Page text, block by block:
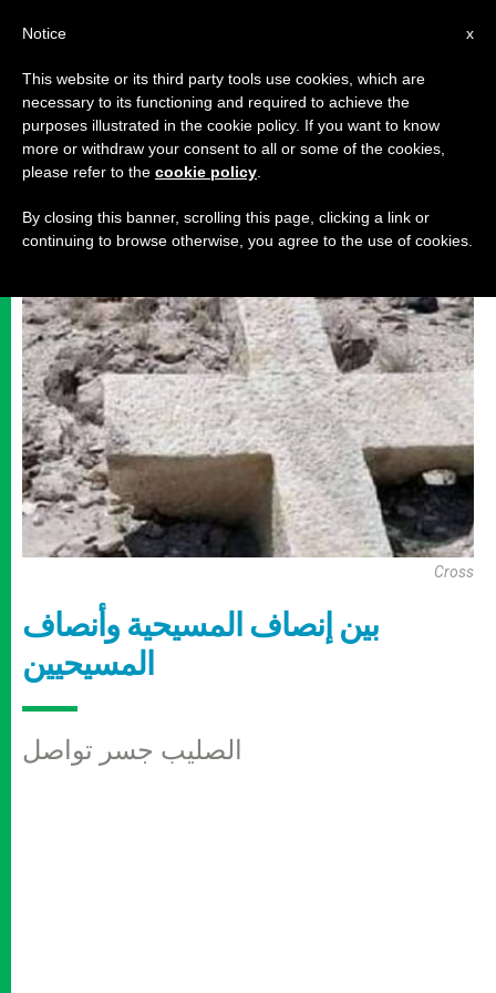
حياة روحيةوصلاة
Cross
بين إنصاف المسيحية وأنصاف
المسيحيين
الصليب جسر تواصل
x
Notice
This website or its third party tools use cookies, which are
necessary to its functioning and required to achieve the
purposes illustrated in the cookie policy. If you want to know
more or withdraw your consent to all or some of the cookies,
please refer to the cookie policy
By closing this banner, scrolling this page, clicking a link or
continuing to browse otherwise, you agree to the use of cookies.